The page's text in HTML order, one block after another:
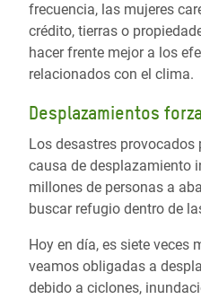
frecuencia, las mujeres
crédito, tierras o
hacer frente mejor a los
relacionados con el clima.
Desplazamientos
Los desastres
causa de desplazamiento
millones de personas a
buscar refugio dentro de
Hoy en día, es siete veces
veamos obligadas a
debido a ciclones,